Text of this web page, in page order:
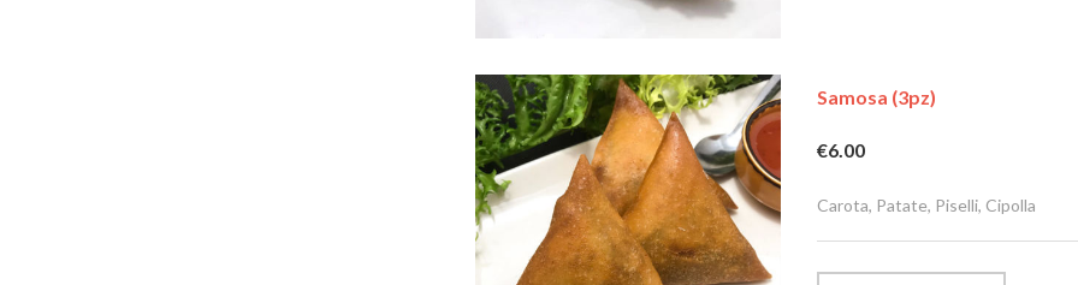
Samosa (3pz)
€6.00
Carota, Patate, Piselli, Cipolla